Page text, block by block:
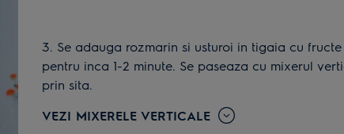
3. Se adauga rozmarin si usturoi in tigaia cu fructe si ceapa si se gateste
pentru inca 1-2 minute. Se paseaza cu mixerul
prin sita.
VEZI MIXERELE VERTICALE